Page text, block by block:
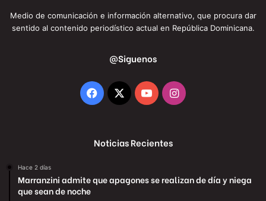
Medio de comunicación e información alternativo, que procura dar
sentido al contenido periodístico actual en República Dominicana.
@Siguenos
Facebook
X YouTubeInstagram
Noticias Recientes
Hace 2 días
Marranzini admite que apagones se realizan de día y niega
que sean de noche